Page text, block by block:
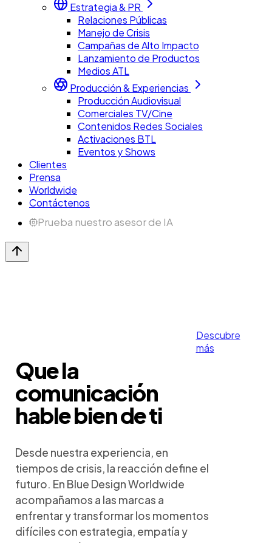
Estrategia & PR
Relaciones Públicas
Manejo de Crisis
Campañas de Alto Impacto
Lanzamiento de Productos
Medios ATL
Producción & Experiencias
Producción Audiovisual
Comerciales TV/Cine
Contenidos Redes Sociales
Activaciones BTL
Eventos y Shows
Clientes
Prensa
Worldwide
Contáctenos
Prueba nuestro asesor de IA
Que la
comunicación
hable bien de ti
Desde nuestra experiencia, en
tiempos de crisis, la reacción define el
futuro. En Blue Design Worldwide
acompañamos a las marcas a
enfrentar y transformar los momentos
difíciles con estrategia, empatía y
Descubre
más